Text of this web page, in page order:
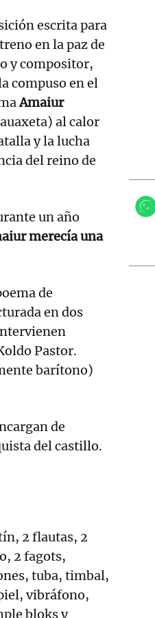
escrita para
en la paz de
y compositor,
compuso en el
Amaiur
al calor
y la lucha
del reino de
un año
merecía una
de
en dos
Pastor.
barítono)
de
del castillo.
2 flautas, 2
2 fagots,
tuba, timbal,
vibráfono,
bloks y